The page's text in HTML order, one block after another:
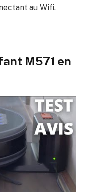
au Wifi.
M571 en